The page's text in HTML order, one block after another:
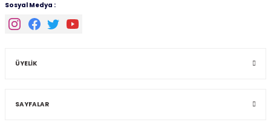
Sosyal Medya :
ÜYELİK
SAYFALAR